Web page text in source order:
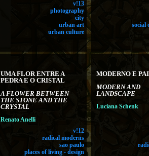
v!13
photography
city
urban art
urban culture
social
UMA FLOR ENTRE A
PEDRA E O CRISTAL
A FLOWER BETWEEN
THE STONE AND THE
CRYSTAL
Renato Anelli
v!12
radical moderns
sao paulo
places of living - design
MODERNO E
MODERN AND
LANDSCAPE
Luciana Schenk